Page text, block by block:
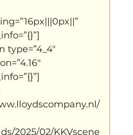
kabitini Engels
type=”4_4″
2025/02/KKVscene